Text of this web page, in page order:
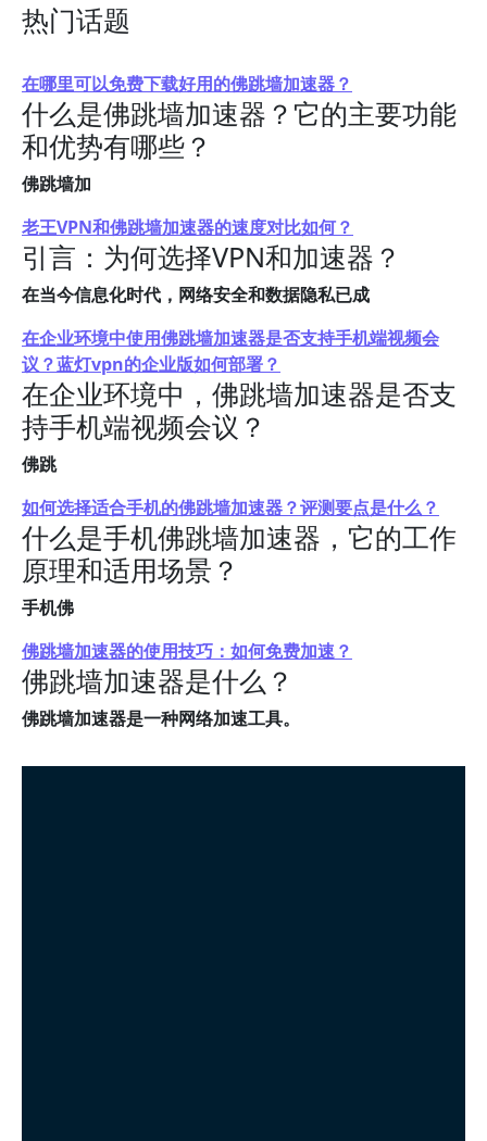
热门话题
在哪里可以免费下载好用的佛跳墙加速器？
什么是佛跳墙加速器？它的主要功能
和优势有哪些？
佛跳墙加
老王VPN和佛跳墙加速器的速度对比如何？
引言：为何选择VPN和加速器？
在当今信息化时代，网络安全和数据隐私已成
在企业环境中使用佛跳墙加速器是否支持手机端视频会
议？蓝灯vpn的企业版如何部署？
在企业环境中，佛跳墙加速器是否支
持手机端视频会议？
佛跳
如何选择适合手机的佛跳墙加速器？评测要点是什么？
什么是手机佛跳墙加速器，它的工作
原理和适用场景？
手机佛
佛跳墙加速器的使用技巧：如何免费加速？
佛跳墙加速器是什么？
佛跳墙加速器是一种网络加速工具。